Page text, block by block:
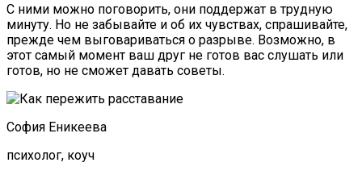
С ними можно поговорить, они поддержат в трудную
минуту. Но не забывайте и об их чувствах, спрашивайте,
прежде чем выговариваться о разрыве. Возможно, в
этот самый момент ваш друг не готов вас слушать или
готов, но не сможет давать советы.
София Еникеева
психолог, коуч